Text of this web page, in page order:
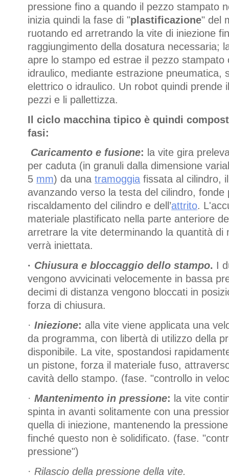
pressione fino a quando il pezzo stampato
inizia quindi la fase di "plastificazione" del
ruotando ed arretrando la vite di iniezione
raggiungimento della dosatura necessaria;
apre lo stampo ed estrae il pezzo stampato
idraulico, mediante estrazione pneumatica,
elettrico o idraulico. Un robot quindi prende
pezzi e li pallettizza.
Il ciclo macchina tipico è quindi
fasi:
Caricamento e fusione: la vite gira
per caduta (in granuli dalla dimensione
5 mm) da unatramoggia fissata al cilindro,
avanzando verso la testa del cilindro, fonde
riscaldamento del cilindro e dell’attrito.
materiale plastificato nella parte anteriore
arretrare la vite determinando la quantità di
verrà iniettata.
· Chiusura e bloccaggio dello stampo. I
vengono avvicinati velocemente in bassa
decimi di distanza vengono bloccati in
forza di chiusura.
· Iniezione: alla vite viene applicata una
da programma, con libertà di utilizzo della
disponibile. La vite, spostandosi
un pistone, forza il materiale fuso,
cavità dello stampo. (fase. "controllo in
·Mantenimento in pressione: la vite
spinta in avanti solitamente con una
quella di iniezione, mantenendo la
finché questo non è solidificato. (fase.
pressione")
· Rilascio della pressione della vite.